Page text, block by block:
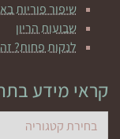
שיפור פוריות
שבועות הריון
לנקות פחות?
קראי מידע
קראי